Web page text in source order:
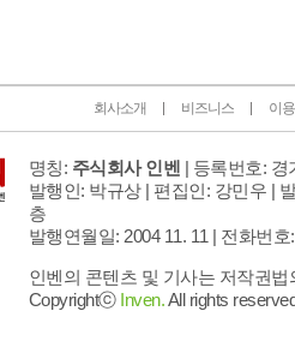
회사소개 비즈니스 이
명칭: 주식회사 인벤 | 등록번호: 경
발행인: 박규상 | 편집인: 강민우 |
층
발행연월일: 2004 11. 11 | 전화번호
인벤의 콘텐츠 및 기사는 저작권
Copyrightⓒ Inven.All rights